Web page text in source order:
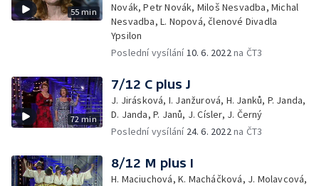
55 min
Novák, Petr Novák, Miloš Nesvadba, Michal
Nesvadba, L. Nopová, členové Divadla
Ypsilon
Poslední vysílání10. 6. 2022na ČT3
72 min
7/12 C plus J
J. Jirásková, I. Janžurová, H. Janků, P. Janda,
D. Janda, P. Janů, J. Císler, J. Černý
Poslední vysílání 24. 6. 2022na ČT3
8/12 M plus I
H. Maciuchová, K. Macháčková, J. Molavcová,